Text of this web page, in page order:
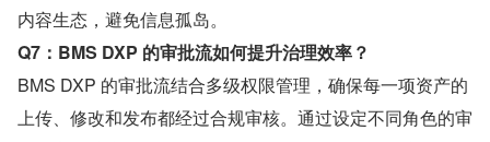
内容生态，避免信息孤岛。
Q7：BMS DXP 的审批流如何提升治理效率？
BMS DXP 的审批流结合多级权限管理，确保每一项资产的
上传、修改和发布都经过合规审核。通过设定不同角色的审